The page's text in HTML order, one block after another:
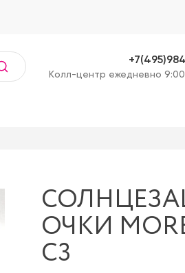
Kолл-центр ежедневно
ОЧКИ
C3